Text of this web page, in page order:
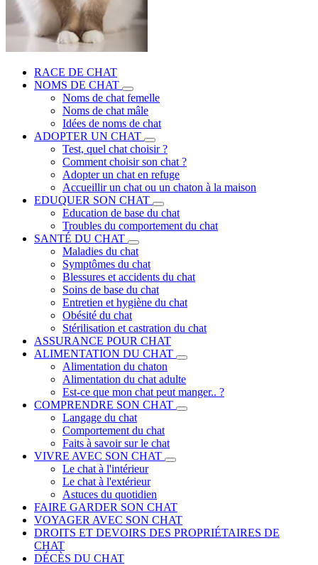
RACE DE CHAT
NOMS DE CHAT
Noms de chat femelle
Noms de chat mâle
Idées de noms de chat
ADOPTER UN CHAT
Test, quel chat choisir ?
Comment choisir son chat ?
Adopter un chat en refuge
Accueillir un chat ou un chaton à la maison
EDUQUER SON CHAT
Education de base du chat
Troubles du comportement du chat
SANTÉ DU CHAT
Maladies du chat
Symptômes du chat
Blessures et accidents du chat
Soins de base du chat
Entretien et hygiène du chat
Obésité du chat
Stérilisation et castration du chat
ASSURANCE POUR CHAT
ALIMENTATION DU CHAT
Alimentation du chaton
Alimentation du chat adulte
Est-ce que mon chat peut manger.. ?
COMPRENDRE SON CHAT
Langage du chat
Comportement du chat
Faits à savoir sur le chat
VIVRE AVEC SON CHAT
Le chat à l'intérieur
Le chat à l'extérieur
Astuces du quotidien
FAIRE GARDER SON CHAT
VOYAGER AVEC SON CHAT
DROITS ET DEVOIRS DES PROPRIÉTAIRES DE
CHAT
DÉCÈS DU CHAT